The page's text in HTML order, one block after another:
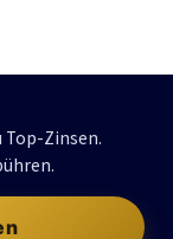
Zinsen.